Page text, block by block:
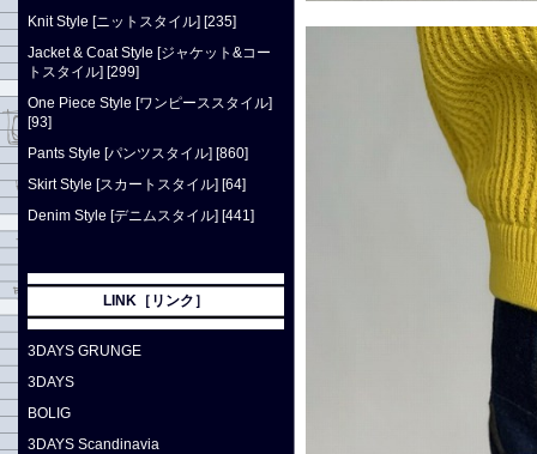
Knit Style [ニットスタイル] [235]
Jacket & Coat Style [ジャケット&コー
トスタイル] [299]
One Piece Style [ワンピーススタイル]
[93]
Pants Style [パンツスタイル] [860]
Skirt Style [スカートスタイル] [64]
Denim Style [デニムスタイル] [441]
LINK［リンク］
3DAYS GRUNGE
3DAYS
BOLIG
3DAYS Scandinavia